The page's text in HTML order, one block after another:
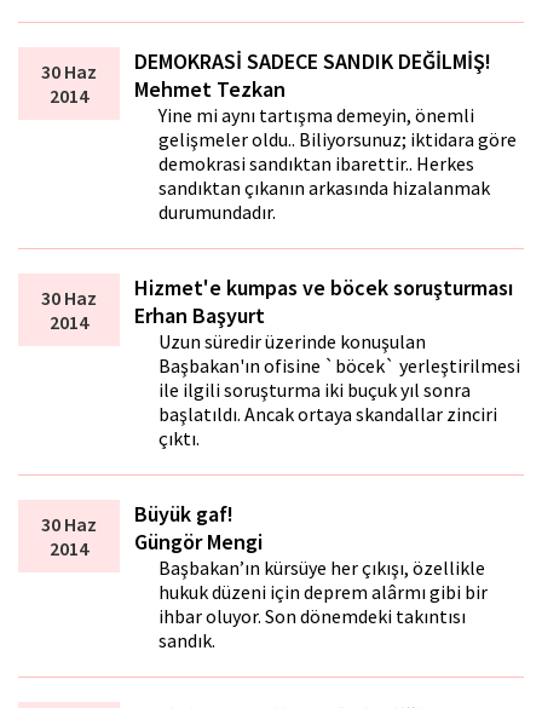
30 Haz
2014
DEMOKRASİ SADECE SANDIK DEĞİLMİŞ!
Mehmet Tezkan
Yine mi aynı tartışma demeyin, önemli
gelişmeler oldu.. Biliyorsunuz; iktidara göre
demokrasi sandıktan ibarettir.. Herkes
sandıktan çıkanın arkasında hizalanmak
durumundadır.
30 Haz
2014
Hizmet'e kumpas ve böcek soruşturması
Erhan Başyurt
Uzun süredir üzerinde konuşulan
Başbakan'ın ofisine `böcek` yerleştirilmesi
ile ilgili soruşturma iki buçuk yıl sonra
başlatıldı. Ancak ortaya skandallar zinciri
çıktı.
30 Haz
2014
Büyük gaf!
Güngör Mengi
Başbakan’ın kürsüye her çıkışı, özellikle
hukuk düzeni için deprem alârmı gibi bir
ihbar oluyor. Son dönemdeki takıntısı
sandık.